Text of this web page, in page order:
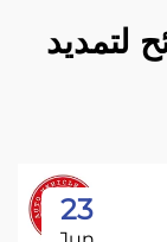
لتمديد
23